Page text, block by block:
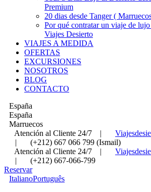
Premium
20 dias desde Tanger (
Por qué contratar un viaje de
Viajes Desierto
VIAJES A MEDIDA
OFERTAS
EXCURSIONES
NOSOTROS
BLOG
CONTACTO
España
España
Marruecos
Atención al Cliente 24/7
|
|
(+212) 667 066 799 (Ismail)
Atención al Cliente 24/7
|
|
(+212) 667-066-799
Reservar
ItalianoPortuguês